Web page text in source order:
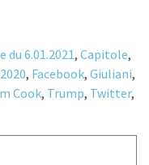
du 6.01.2021, Capitole,
, Facebook, Giuliani,
Cook, Trump, Twitter,